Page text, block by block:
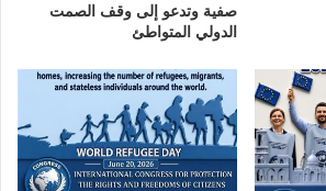
صفية وتدعو إلى وقف الصمت
الدولي المتواطئ